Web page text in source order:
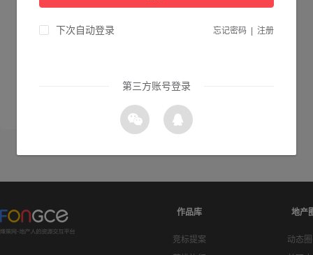
专业问答
作品库
竞标提案
地产
动态
下次自动登录 忘记密码 | 注册
第三方账号登录